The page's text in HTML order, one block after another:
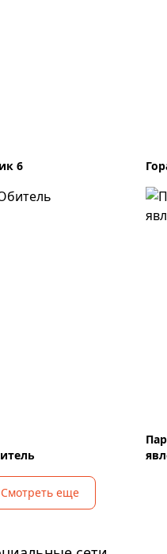
6
Смотреть еще